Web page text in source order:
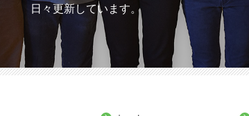
日々更新しています。